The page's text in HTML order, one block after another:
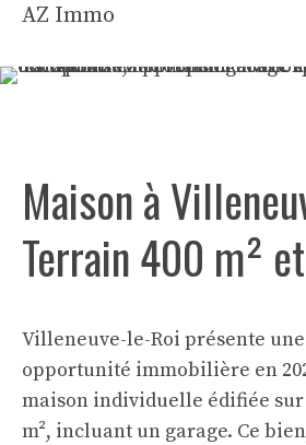
Aller
contenu
AZ Immo
Maison à
Terrain 400 m²
Villeneuve-le-Roi présente
opportunité immobilière en
maison individuelle édifiée
m², incluant un garage. Ce